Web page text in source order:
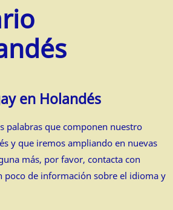
en Holandés
palabras que componen nuestro
y que iremos ampliando en nuevas
más, por favor, contacta con
poco de información sobre el idioma y